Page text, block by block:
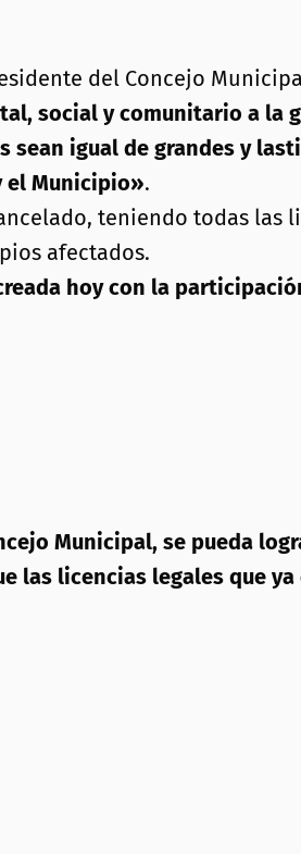
del Concejo
social y comunitario a la
sean igual de grandes y
el Municipio».
teniendo todas las
afectados.
hoy con la
Municipal, se pueda
las licencias legales que